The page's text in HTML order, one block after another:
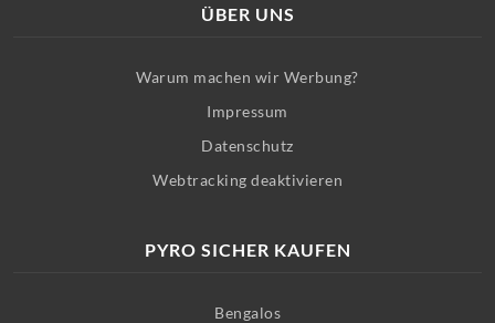
ÜBER UNS
Warum machen wir Werbung?
Impressum
Datenschutz
Webtracking deaktivieren
PYRO SICHER KAUFEN
Bengalos